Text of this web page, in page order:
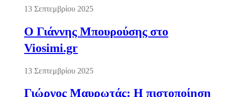
13 Σεπτεμβρίου 2025
Ο Γιάννης Μπουρούσης στο
Viosimi.gr
13 Σεπτεμβρίου 2025
Γιώργος Μαυρωτάς: Η πιστοποίηση